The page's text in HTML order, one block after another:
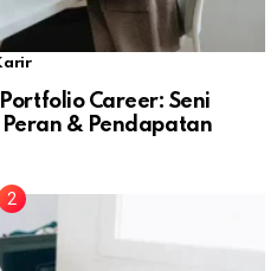
Career: Seni
& Pendapatan